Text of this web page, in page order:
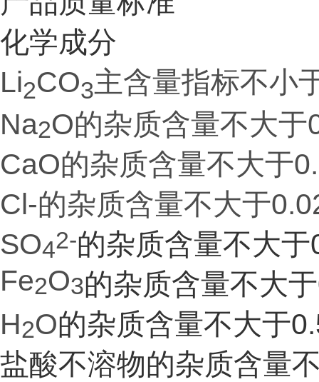
化学成分
Li2CO3主含量指标不小
Na2O的杂质含量不大于
CaO的杂质含量不大于
Cl-的杂质含量不大于
SO42-的杂质含量不大
Fe2O3的杂质含量不大
H2O的杂质含量不大于
盐酸不溶物的杂质含量